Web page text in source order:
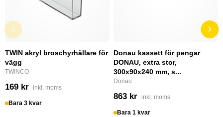
TWIN akryl broschyrhållare för
vägg
TWINCO
169 kr inkl. moms
Bara 3 kvar
Donau kassett för pengar
DONAU, extra stor,
300x90x240 mm, s...
Donau
863 kr inkl. moms
Bara 1 kvar